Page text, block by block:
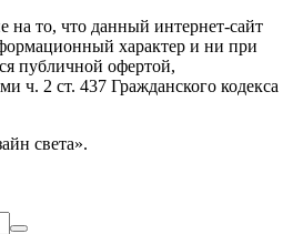
то, что данный интернет-сайт
характер и ни при
публичной офертой,
ч. 2 ст. 437 Гражданского кодекса
света».